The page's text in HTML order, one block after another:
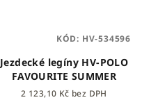
Jezdecké legíny HV-POLO
FAVOURITE SUMMER
2 123,10 Kč bez DPH
KÓD: HV-534596